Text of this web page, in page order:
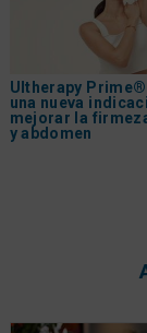
Ultherapy
una nueva
mejorar la
y abdomen